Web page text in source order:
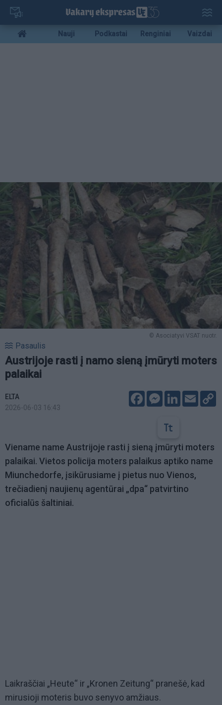
Pereiti
pagrindinį
turinį
Mobile
menu
Nauji Podkastai Renginiai Vaizdai
© Asociatyvi VSAT nuotr.
Pasaulis
Austrijoje rasti į namo sieną įmūryti moters
palaikai
ELTA
2026-06-03 16:43
FacebookMessenger
LinkedIn
Email
Viename name Austrijoje rasti į sieną įmūryti moters
palaikai. Vietos policija moters palaikus aptiko name
Miunchedorfe, įsikūrusiame į pietus nuo Vienos,
trečiadienį naujienų agentūrai „dpa“ patvirtino
oficialūs šaltiniai.
Laikraščiai „Heute“ ir „Kronen Zeitung“ pranešė, kad
mirusioji moteris buvo senyvo amžiaus.